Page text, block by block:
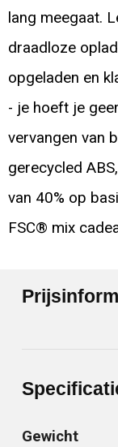
lang meegaat.
draadloze
opgeladen en
- je hoeft je
vervangen van
gerecycled
van 40% op
FSC® mix
Gewicht